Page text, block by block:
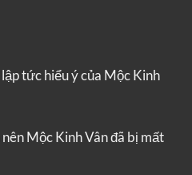
tức hiểu ý của Mộc Kinh
Mộc Kinh Vân đã bị mất